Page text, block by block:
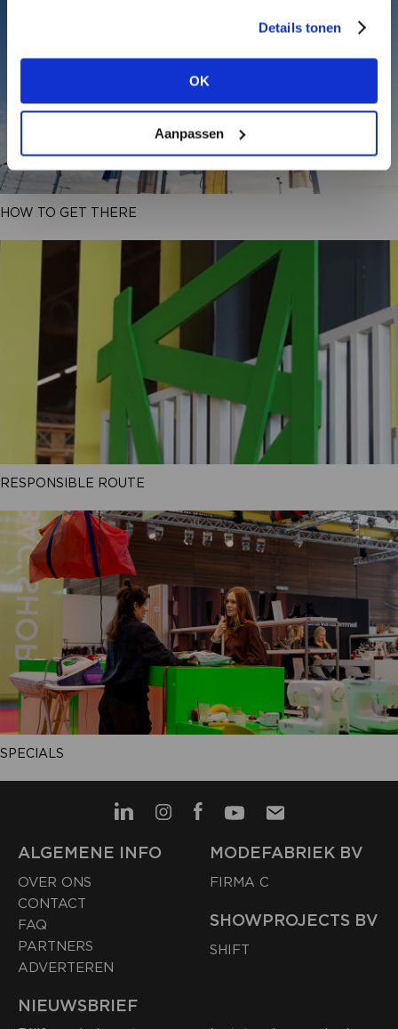
Details tonen
OK
Aanpassen
aan of bekijk de andere mogelijkheden.
BEKIJK ALLE OPTIES
HOW TO GET THERE
RESPONSIBLE ROUTE
SPECIALS
ALGEMENE INFO
OVER ONS
CONTACT
FAQ
PARTNERS
ADVERTEREN
MODEFABRIEK BV
FIRMA C
SHOWPROJECTS BV
SHIFT
NIEUWSBRIEF